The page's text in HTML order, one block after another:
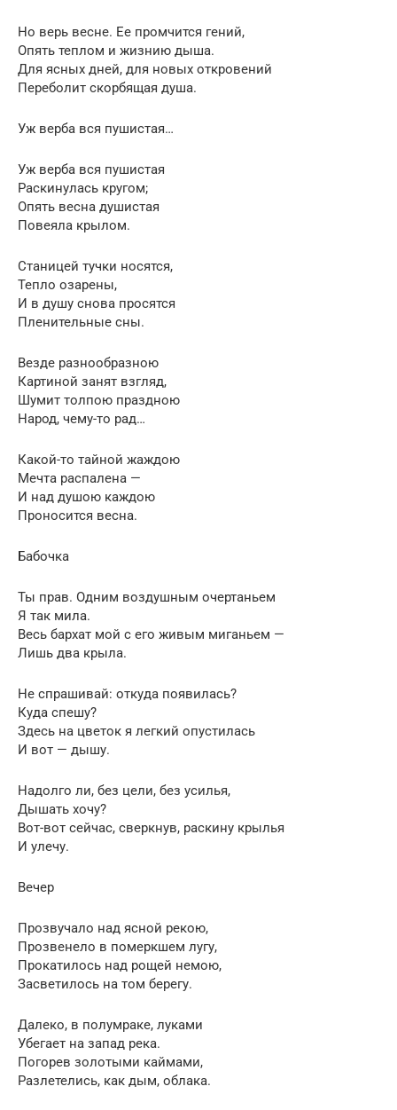
Но верь весне. Ее промчится гений,
Опять теплом и жизнию дыша.
Для ясных дней, для новых откровений
Переболит скорбящая душа.
Уж верба вся пушистая…
Уж верба вся пушистая
Раскинулась кругом;
Опять весна душистая
Повеяла крылом.
Станицей тучки носятся,
Тепло озарены,
И в душу снова просятся
Пленительные сны.
Везде разнообразною
Картиной занят взгляд,
Шумит толпою праздною
Народ, чему-то рад…
Какой-то тайной жаждою
Мечта распалена —
И над душою каждою
Проносится весна.
Бабочка
Ты прав. Одним воздушным очертаньем
Я так мила.
Весь бархат мой с его живым миганьем —
Лишь два крыла.
Не спрашивай: откуда появилась?
Куда спешу?
Здесь на цветок я легкий опустилась
И вот — дышу.
Надолго ли, без цели, без усилья,
Дышать хочу?
Вот-вот сейчас, сверкнув, раскину крылья
И улечу.
Вечер
Прозвучало над ясной рекою,
Прозвенело в померкшем лугу,
Прокатилось над рощей немою,
Засветилось на том берегу.
Далеко, в полумраке, луками
Убегает на запад река.
Погорев золотыми каймами,
Разлетелись, как дым, облака.